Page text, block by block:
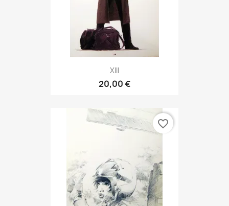
XIII
20,00 €
favorite_border